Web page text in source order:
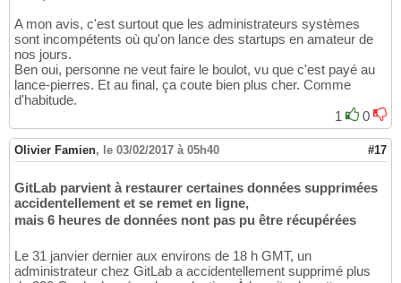
A mon avis, c'est surtout que les administrateurs systèmes
sont incompétents où qu'on lance des startups en amateur de
nos jours.
Ben oui, personne ne veut faire le boulot, vu que c'est payé au
lance-pierres. Et au final, ça coute bien plus cher. Comme
d'habitude.
1
0
Olivier Famien, le 03/02/2017 à 05h40 #17
GitLab parvient à restaurer certaines données supprimées
accidentellement et se remet en ligne,
mais 6 heures de données nont pas pu être récupérées
Le 31 janvier dernier aux environs de 18 h GMT, un
administrateur chez GitLab a accidentellement supprimé plus